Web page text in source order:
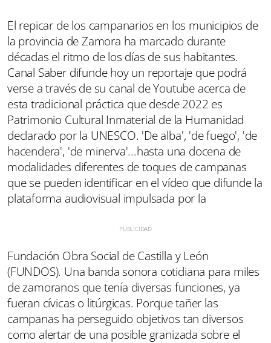
El repicar de los campanarios en los municipios de
la provincia de Zamora ha marcado durante
décadas el ritmo de los días de sus habitantes.
Canal Saber difunde hoy un reportaje que podrá
verse a través de su canal de Youtube acerca de
esta tradicional práctica que desde 2022 es
Patrimonio Cultural Inmaterial de la Humanidad
declarado por la UNESCO. 'De alba', 'de fuego', 'de
hacendera', 'de minerva'...hasta una docena de
modalidades diferentes de toques de campanas
que se pueden identificar en el vídeo que difunde la
plataforma audiovisual impulsada por la
Fundación Obra Social de Castilla y León
(FUNDOS). Una banda sonora cotidiana para miles
de zamoranos que tenía diversas funciones, ya
fueran cívicas o litúrgicas. Porque tañer las
campanas ha perseguido objetivos tan diversos
como alertar de una posible granizada sobre el